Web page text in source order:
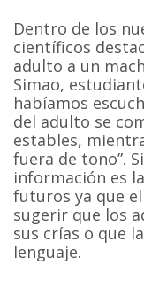
Dentro de los
científicos
adulto a un
Simao,
habíamos
del adulto se
estables,
fuera de tono”.
información es
futuros ya que
sugerir que los
sus crías o que
lenguaje.